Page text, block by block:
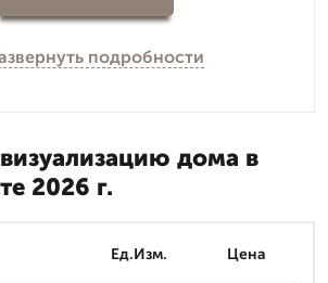
подробности
дома в
2026 г.
Ед.Изм. Цена